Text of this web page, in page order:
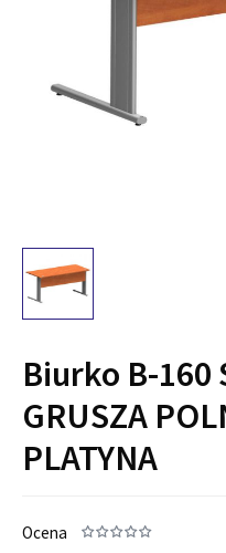
Biurko B-160
GRUSZA
PLATYNA
Ocena